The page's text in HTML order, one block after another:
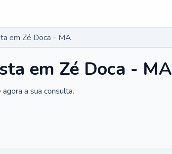
em Zé Doca - MA
em Zé Doca - MA
a sua consulta.